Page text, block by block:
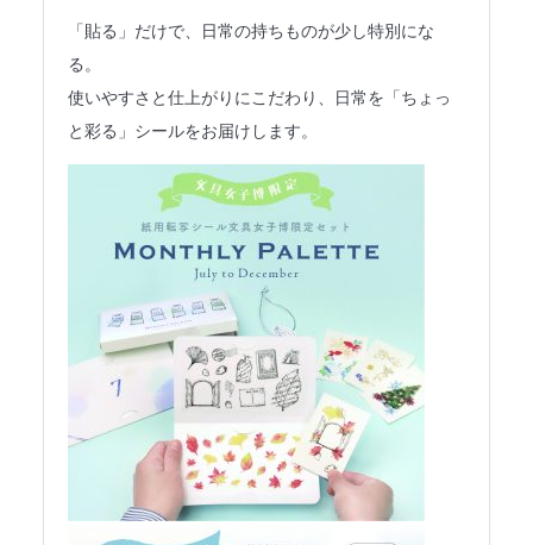
「貼る」だけで、日常の持ちものが少し特別にな
る。
使いやすさと仕上がりにこだわり、日常を「ちょっ
と彩る」シールをお届けします。